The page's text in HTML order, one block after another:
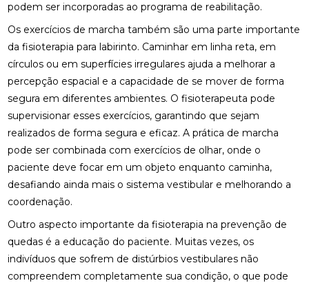
podem ser incorporadas ao programa de reabilitação.
Os exercícios de marcha também são uma parte importante
da fisioterapia para labirinto. Caminhar em linha reta, em
círculos ou em superfícies irregulares ajuda a melhorar a
percepção espacial e a capacidade de se mover de forma
segura em diferentes ambientes. O fisioterapeuta pode
supervisionar esses exercícios, garantindo que sejam
realizados de forma segura e eficaz. A prática de marcha
pode ser combinada com exercícios de olhar, onde o
paciente deve focar em um objeto enquanto caminha,
desafiando ainda mais o sistema vestibular e melhorando a
coordenação.
Outro aspecto importante da fisioterapia na prevenção de
quedas é a educação do paciente. Muitas vezes, os
indivíduos que sofrem de distúrbios vestibulares não
compreendem completamente sua condição, o que pode
FISIOTERAPIA NA REABILITAÇÃO VESTIBULAR: A
SOLUÇÃO PARA DORES DE CABEÇA E EQUILÍBRIO
ABORDAGEM EFICAZ PARA O TRATAMENTO
FISIOTERAPIA NA REABILITAÇÃO VESTIBULAR
FISIOTERAPIA NA REABILITAÇÃO VESTIBULAR E
SEUS BENEFÍCIOS
FISIOTERAPIA NA REABILITAÇÃO VESTIBULAR
MELHORA O EQUILÍBRIO E A QUALIDADE DE VIDA
CONFORTO
FISIOTERAPIA NO PÉ PARA ALÍVIO E RECUPERAÇÃO
EFICIENTE